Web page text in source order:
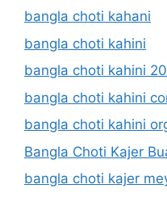
bangla choti kahani
bangla choti kahini
bangla choti kahini
bangla choti kahini
bangla choti kahini
Bangla Choti Kajer
bangla choti kajer